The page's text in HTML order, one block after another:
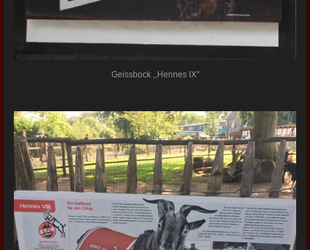
Geissbock ,,Hennes IX"